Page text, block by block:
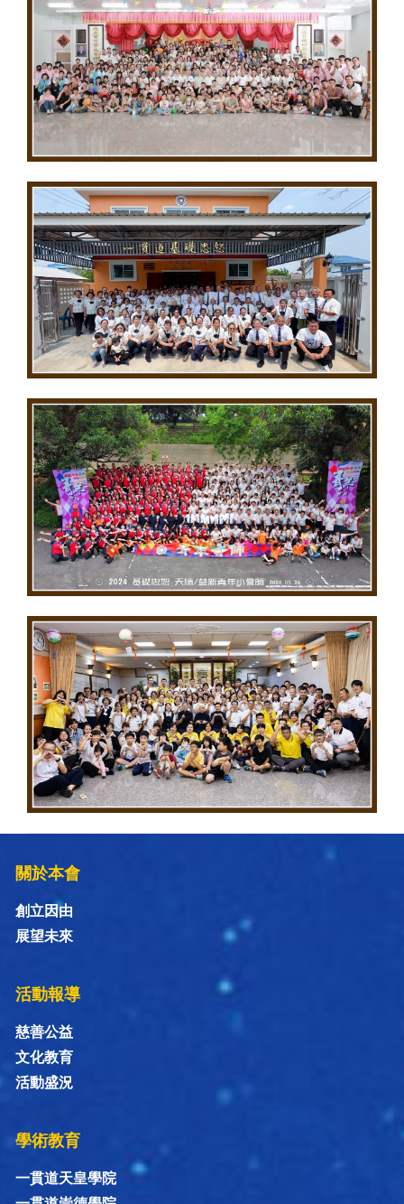
關於本會
創立因由
展望未來
活動報導
慈善公益
文化教育
活動盛況
學術教育
一貫道天皇學院